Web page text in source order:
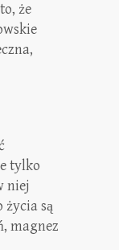
że
tylko
niej
życia są
magnez